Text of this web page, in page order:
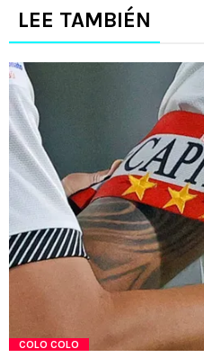
LEE TAMBIÉN
COLO COLO